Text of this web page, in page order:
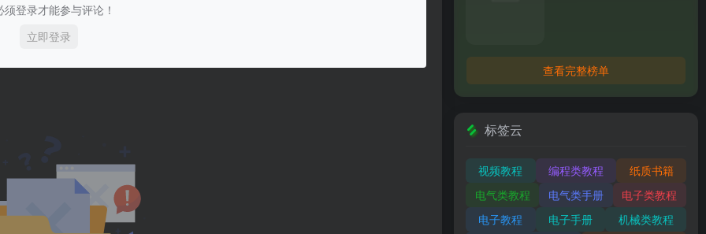
须登录才能参与评论！
立即登录
查看完整榜单
标签云
视频教程 编程类教程
纸质书籍
电气类教程
电气类手册
电子类教程
电子教程
电子手册
机械类教程